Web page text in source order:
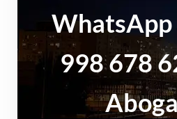
WhatsApp
998 678